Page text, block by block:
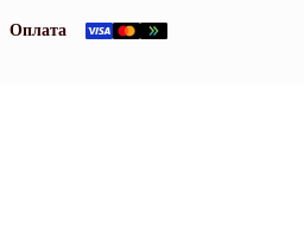
Оплата